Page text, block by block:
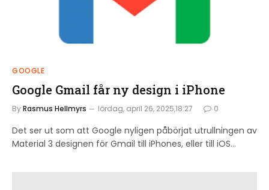
GOOGLE
Google Gmail får ny design i iPhone
ByRasmus Hellmyrs lördag, april 26, 2025,18:27 0
Det ser ut som att Google nyligen påbörjat utrullningen av
Material 3 designen för Gmail till iPhones, eller till iOS…